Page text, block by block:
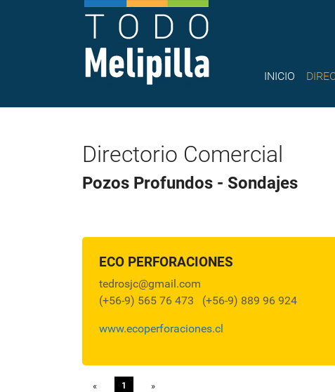
INICIO
Directorio Comercial
Pozos Profundos - Sondajes
ECO PERFORACIONES
tedrosjc@gmail.com
(+56-9) 565 76 473
(+56-9) 889 96 924
www.ecoperforaciones.cl
« Previous
1 »